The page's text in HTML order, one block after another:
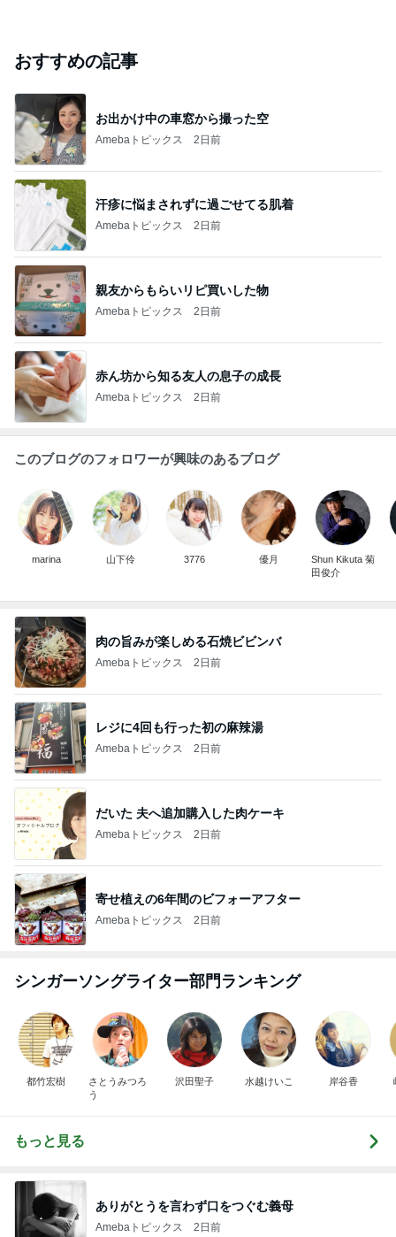
おすすめの記事
お出かけ中の車窓から撮った空
Amebaトピックス 2日前
汗疹に悩まされずに過ごせてる肌着
Amebaトピックス 2日前
親友からもらいリピ買いした物
Amebaトピックス 2日前
赤ん坊から知る友人の息子の成長
Amebaトピックス 2日前
このブログのフォロワーが興味のあるブログ
marina 山下伶 3776 優月
Shun Kikuta 菊
田俊介
肉の旨みが楽しめる石焼ビビンバ
Amebaトピックス 2日前
レジに4回も行った初の麻辣湯
Amebaトピックス 2日前
だいた 夫へ追加購入した肉ケーキ
Amebaトピックス 2日前
寄せ植えの6年間のビフォーアフター
Amebaトピックス 2日前
シンガーソングライター部門ランキング
都竹宏樹
さとうみつろ
う
沢田聖子 水越けいこ 岸谷香
もっと見る
ありがとうを言わず口をつぐむ義母
Amebaトピックス 2日前